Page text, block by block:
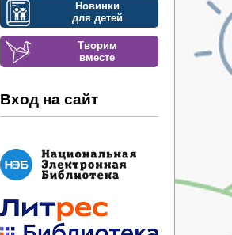
Новинки
для детей
Творим
вместе
Вход на сайт